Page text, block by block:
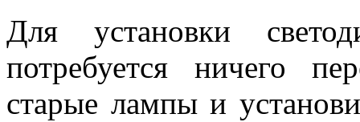
Для установки
потребуется ничего
старые лампы и